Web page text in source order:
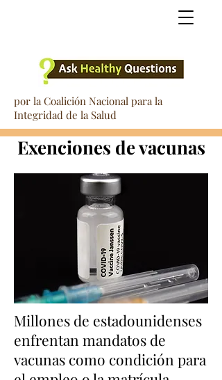
por la Coalición Nacional para la
Integridad de la Salud
Exenciones de vacunas
Millones de estadounidenses
enfrentan mandatos de
vacunas como condición para